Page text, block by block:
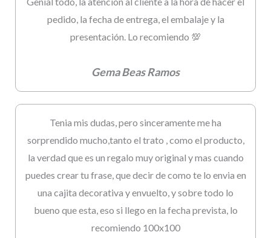
pedido, la fecha de entrega, el embalaje y la
presentación. Lo recomiendo 💯
Gema Beas Ramos
Tenia mis dudas, pero sinceramente me ha
sorprendido mucho,tanto el trato , como el producto,
la verdad que es un regalo muy original y mas cuando
puedes crear tu frase, que decir de como te lo envia en
una cajita decorativa y envuelto, y sobre todo lo
bueno que esta, eso si llego en la fecha prevista, lo
recomiendo 100x100